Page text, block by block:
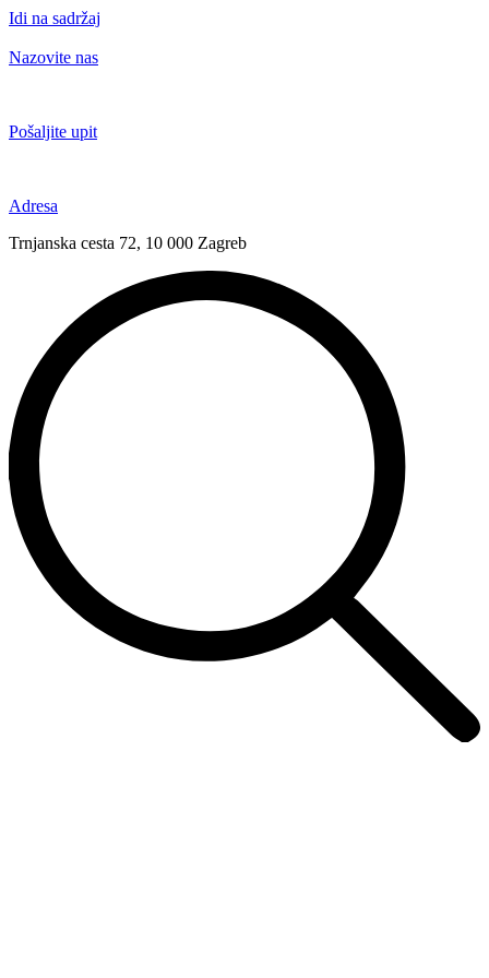
Idi na sadržaj
Nazovite nas
Pošaljite upit
Adresa
Trnjanska cesta 72, 10 000 Zagreb